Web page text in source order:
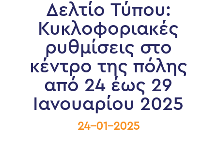
Δελτίο Τύπου:
Κυκλοφοριακές
ρυθμίσεις στο
κέντρο της πόλης
από 24 έως 29
Ιανουαρίου 2025
24-01-2025